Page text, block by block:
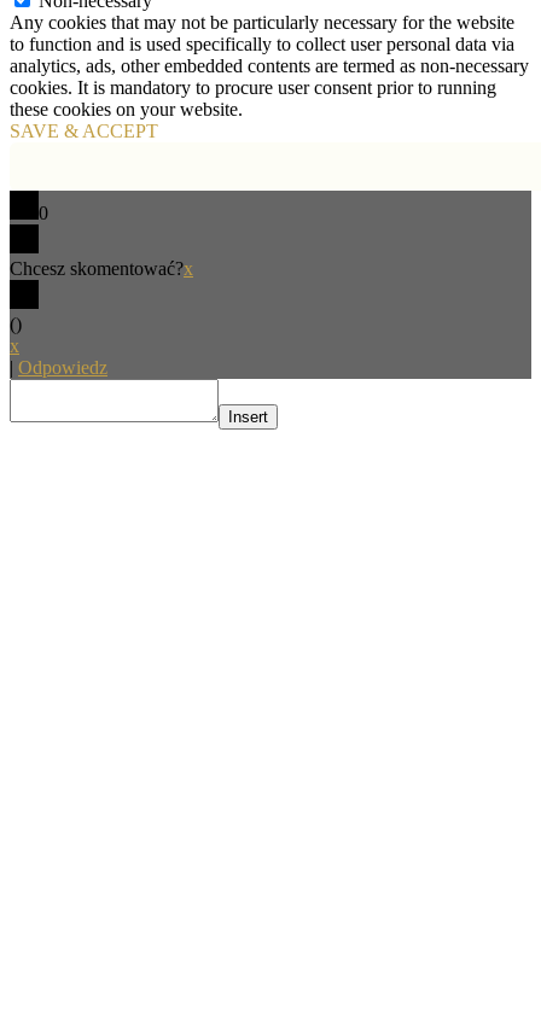
Any cookies that may not be particularly necessary for the website
to function and is used specifically to collect user personal data via
analytics, ads, other embedded contents are termed as non-necessary
cookies. It is mandatory to procure user consent prior to running
these cookies on your website.
SAVE & ACCEPT
0
Chcesz skomentować?x
()
x
| Odpowiedz
Insert